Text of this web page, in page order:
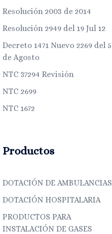
Resolución 2003 de 2014
Resolución 2949 del 19 Jul 12
Decreto 1471 Nuevo 2269 del 5
de Agosto
NTC 37294 Revisión
NTC 2699
NTC 1672
Productos
DOTACIÓN DE AMBULANCIAS
DOTACIÓN HOSPITALARIA
PRODUCTOS PARA
INSTALACIÓN DE GASES